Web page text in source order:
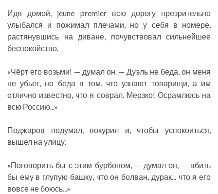
Идя домой, jeune premier всю дорогу презрительно
улыбался и пожимал плечами, но у себя в номере,
растянувшись на диване, почувствовал сильнейшее
беспокойство.
«Чёрт его возьми! — думал он. — Дуэль не беда, он меня
не убьет, но беда в том, что узнают товарищи, а им
отлично известно, что я соврал. Мерзко! Осрамлюсь на
всю Россию...»
Поджаров подумал, покурил и, чтобы успокоиться,
вышел на улицу.
«Поговорить бы с этим бурбоном, — думал он, — вбить
бы ему в глупую башку, что он болван, дурак... что я его
вовсе не боюсь...»